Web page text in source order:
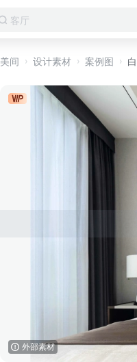
客厅
美间 设计素材 案例图
外部素材